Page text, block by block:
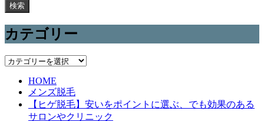
検索
カテゴリー
カ
HOME
メンズ脱毛
【ヒゲ脱毛】安いをポイントに選ぶ、でも効果のある
サロンやクリニック